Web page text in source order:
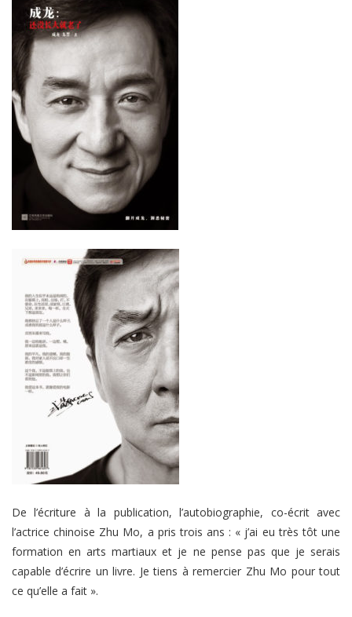
De l’écriture à la publication, l’autobiographie, co-écrit avec
l’actrice chinoise Zhu Mo, a pris trois ans : « j’ai eu très tôt une
formation en arts martiaux et je ne pense pas que je serais
capable d’écrire un livre. Je tiens à remercier Zhu Mo pour tout
ce qu’elle a fait ».